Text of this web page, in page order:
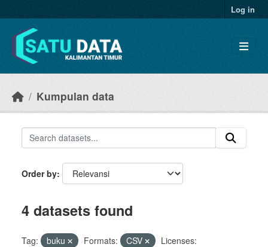
Log in
Kumpulan data
Order by
4 datasets found
Tag: buku Formats: CSV
Licenses: